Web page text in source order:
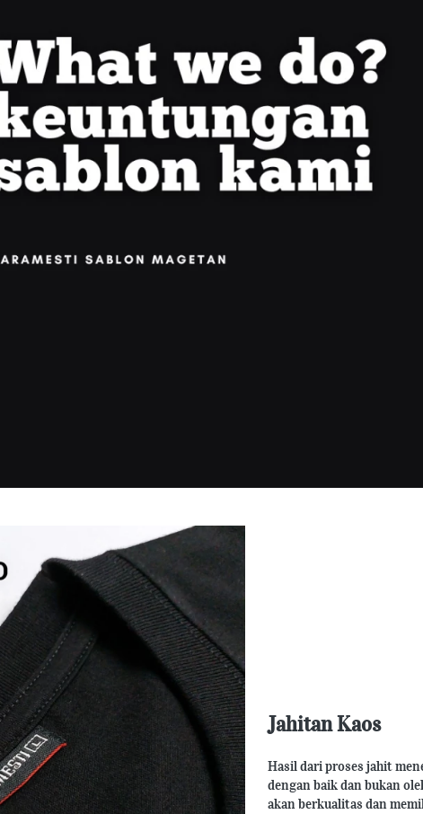
Jahitan Kaos
Hasil dari proses jahit
dengan baik dan bukan
akan berkualitas dan